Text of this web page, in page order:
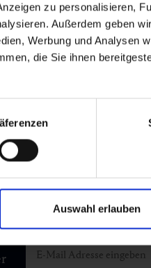
zu personalisieren,
Außerdem geben
Werbung und Analysen
die Sie ihnen
Auswahl erlauben